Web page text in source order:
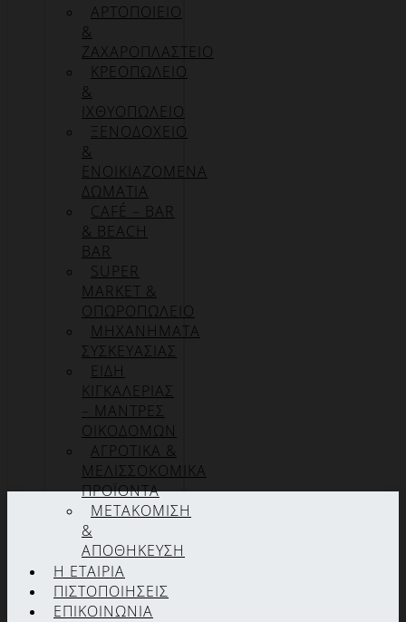
ΑΡΤΟΠΟΙΕΙΟ
&
ΖΑΧΑΡΟΠΛΑΣΤΕΙΟ
ΚΡΕΟΠΩΛΕΙΟ
&
ΙΧΘΥΟΠΩΛΕΙΟ
ΞΕΝΟΔΟΧΕΙΟ
&
ΕΝΟΙΚΙΑΖΟΜΕΝΑ
ΔΩΜΑΤΙΑ
CAFÉ – BAR
& BEACH
BAR
SUPER
MARKET &
ΟΠΩΡΟΠΩΛΕΙΟ
ΜΗΧΑΝΗΜΑΤΑ
ΣΥΣΚΕΥΑΣΙΑΣ
ΕΙΔΗ
ΚΙΓΚΑΛΕΡΙΑΣ
– ΜΑΝΤΡΕΣ
ΟΙΚΟΔΟΜΩΝ
ΑΓΡΟΤΙΚΑ &
ΜΕΛΙΣΣΟΚΟΜΙΚΑ
ΠΡΟΪΟΝΤΑ
ΜΕΤΑΚΟΜΙΣΗ
&
ΑΠΟΘΗΚΕΥΣΗ
Η ΕΤΑΙΡΊΑ
ΠΙΣΤΟΠΟΙΉΣΕΙΣ
ΕΠΙΚΟΙΝΩΝΊΑ